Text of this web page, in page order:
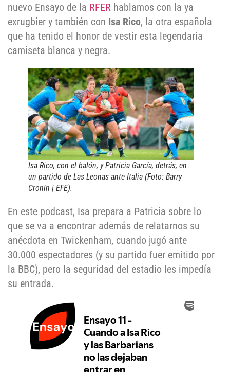
nuevo Ensayo de la RFER hablamos con la ya
exrugbier y también con Isa Rico, la otra española
que ha tenido el honor de vestir esta legendaria
camiseta blanca y negra.
Isa Rico, con el balón, y Patricia García, detrás, en
un partido de Las Leonas ante Italia (Foto: Barry
Cronin | EFE).
En este podcast, Isa prepara a Patricia sobre lo
que se va a encontrar además de relatarnos su
anécdota en Twickenham, cuando jugó ante
30.000 espectadores (y su partido fuer emitido por
la BBC), pero la seguridad del estadio les impedía
su entrada.